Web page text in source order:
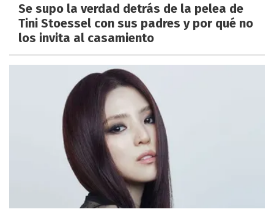
Se supo la verdad detrás de la pelea de
Tini Stoessel con sus padres y por qué no
los invita al casamiento